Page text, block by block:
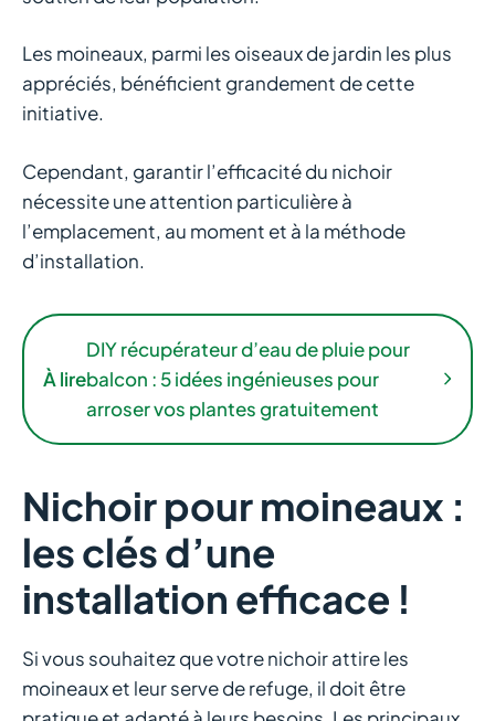
Les moineaux, parmi les oiseaux de jardin les plus
appréciés, bénéficient grandement de cette
initiative.
Cependant, garantir l’efficacité du nichoir
nécessite une attention particulière à
l’emplacement, au moment et à la méthode
d’installation.
À lire
DIY récupérateur d’eau de pluie pour
balcon : 5 idées ingénieuses pour
arroser vos plantes gratuitement
Nichoir pour moineaux :
les clés d’une
installation efficace !
Si vous souhaitez que votre nichoir attire les
moineaux et leur serve de refuge, il doit être